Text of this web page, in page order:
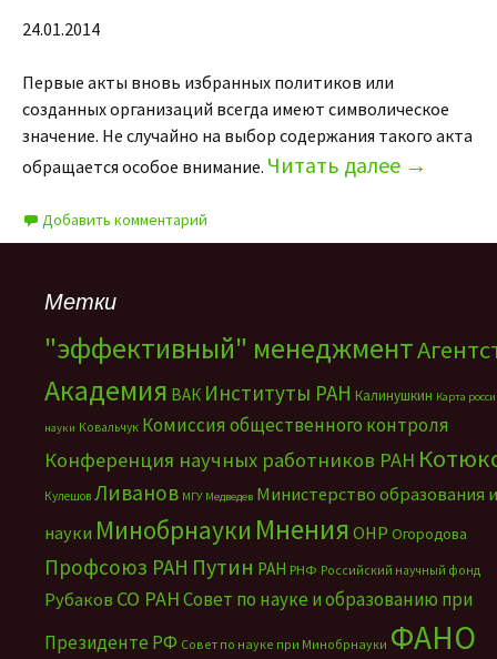
24.01.2014
Первые акты вновь избранных политиков или
созданных организаций всегда имеют символическое
значение. Не случайно на выбор содержания такого акта
обращается особое внимание. Читать далее →
Добавить комментарий
Метки
"эффективный" менеджмент
Академия ВАК Институты РАН Калинушкин Карта
науки Ковальчук Комиссия общественного контроля
Конференция научных работников РАН
Кулешов Ливанов МГУ Медведев Министерство образования и
науки Минобрнауки Мнения ОНР Огородова
Профсоюз РАН Путин РАН РНФ Российский научный фонд
Рубаков СО РАНСовет по науке и образованию при
Президенте РФ Совет по науке при Минобрнауки ФАНО